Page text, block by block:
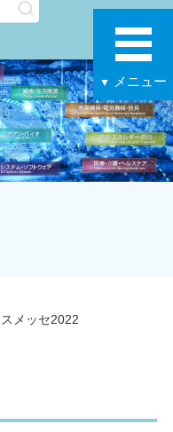
▼ メニュー
メッセ2022